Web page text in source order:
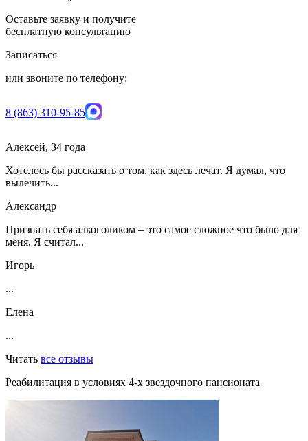
Оставьте заявку и получите
бесплатную консультацию
Записаться
или звоните по телефону:
8 (863) 310-95-85
Алексей, 34 года
Хотелось бы рассказать о том, как здесь лечат. Я думал, что
вылечить...
Александр
Признать себя алкоголиком – это самое сложное что было для
меня. Я считал...
Игорь
...
Елена
...
Читать все отзывы
Реабилитация в условиях 4-х звездочного пансионата